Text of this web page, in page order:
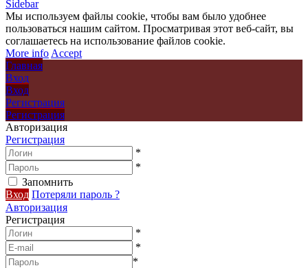
Sidebar
Мы используем файлы cookie, чтобы вам было удобнее
пользоваться нашим сайтом. Просматривая этот веб-сайт, вы
соглашаетесь на использование файлов cookie.
More info Accept
Главная
Вход
Вход
Регистрация
Регистрация
Авторизация
Регистрация
*
*
Запомнить
Вход Потеряли пароль ?
Авторизация
Регистрация
*
*
*